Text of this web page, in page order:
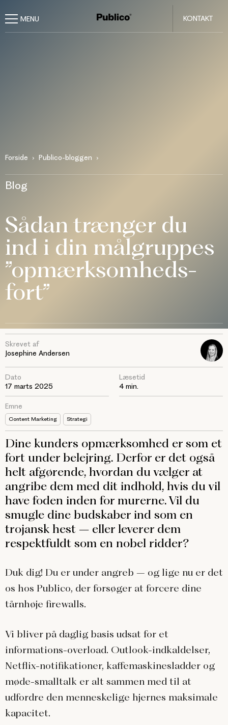
KONTAKT
Forside Publico-bloggen
Blog
Sådan trænger du
ind i din målgruppes
”opmærksomheds-
fort”
Skrevet af
Josephine Andersen
Dato
17 marts 2025
Emne
Content Marketing Strategi
Læsetid
4 min.
Dine kunders opmærksomhed er som et
fort under belejring. Derfor er det også
helt afgørende, hvordan du vælger at
angribe dem med dit indhold, hvis du vil
have foden inden for murerne. Vil du
smugle dine budskaber ind som en
trojansk hest – eller leverer dem
respektfuldt som en nobel ridder?
Duk dig! Du er under angreb – og lige nu er det
os hos Publico, der forsøger at forcere dine
tårnhøje firewalls.
Vi bliver på daglig basis udsat for et
informations-overload. Outlook-indkaldelser,
Netflix-notifikationer, kaffemaskinesladder og
møde-smalltalk er alt sammen med til at
udfordre den menneskelige hjernes maksimale
kapacitet.